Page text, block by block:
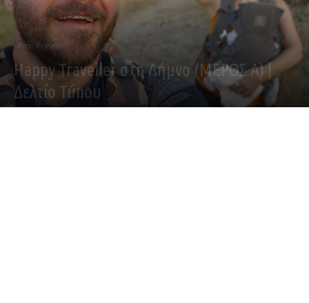
Press Release
Happy Traveller στη Λήμνο (ΜΕΡΟΣ Α) |
Δελτίο Τύπου